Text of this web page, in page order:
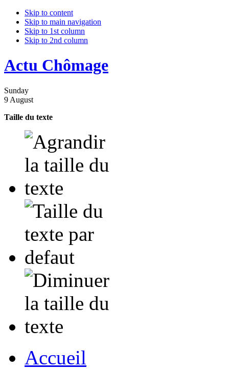
Skip to content
Skip to main navigation
Skip to 1st column
Skip to 2nd column
Actu Chômage
Sunday
9 August
Taille du texte
Accueil